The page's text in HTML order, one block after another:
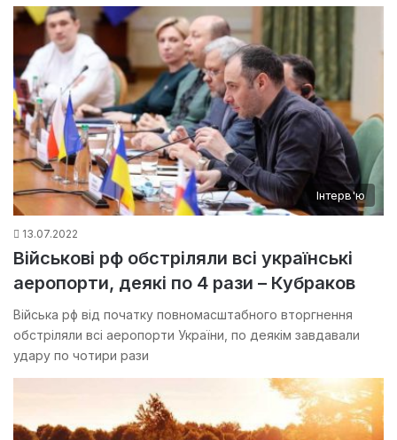
Інтерв'ю
13.07.2022
Військові рф обстріляли всі українські
аеропорти, деякі по 4 рази – Кубраков
Війська рф від початку повномасштабного вторгнення
обстріляли всі аеропорти України, по деякім завдавали
удару по чотири рази